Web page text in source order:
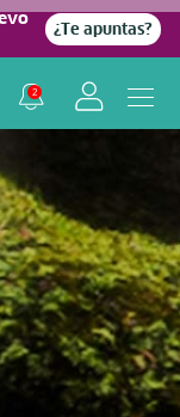
¿Te apuntas?
2